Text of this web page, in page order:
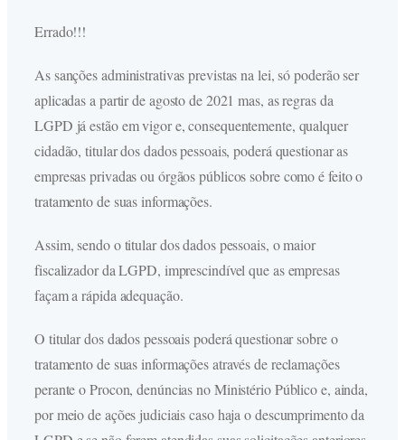
Errado!!!
As sanções administrativas previstas na lei, só poderão ser
aplicadas a partir de agosto de 2021 mas, as regras da
LGPD já estão em vigor e, consequentemente, qualquer
cidadão, titular dos dados pessoais, poderá questionar as
empresas privadas ou órgãos públicos sobre como é feito o
tratamento de suas informações.
Assim, sendo o titular dos dados pessoais, o maior
fiscalizador da LGPD, imprescindível que as empresas
façam a rápida adequação.
O titular dos dados pessoais poderá questionar sobre o
tratamento de suas informações através de reclamações
perante o Procon, denúncias no Ministério Público e, ainda,
por meio de ações judiciais caso haja o descumprimento da